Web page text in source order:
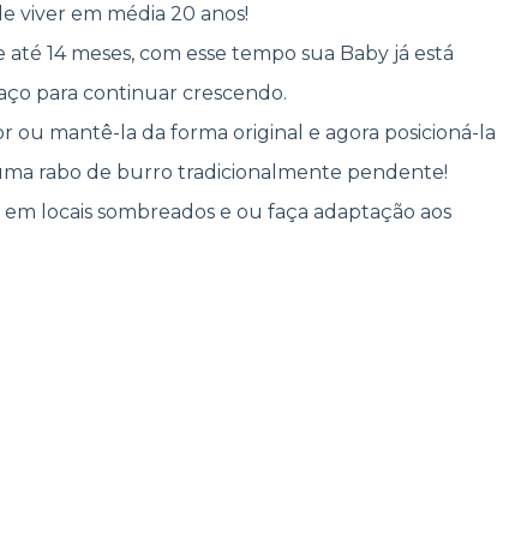
viver em média 20 anos!
14 meses, com esse tempo sua Baby já está
para continuar crescendo.
ou mantê-la da forma original e agora posicioná-la
rabo de burro tradicionalmente pendente!
locais sombreados e ou faça adaptação aos